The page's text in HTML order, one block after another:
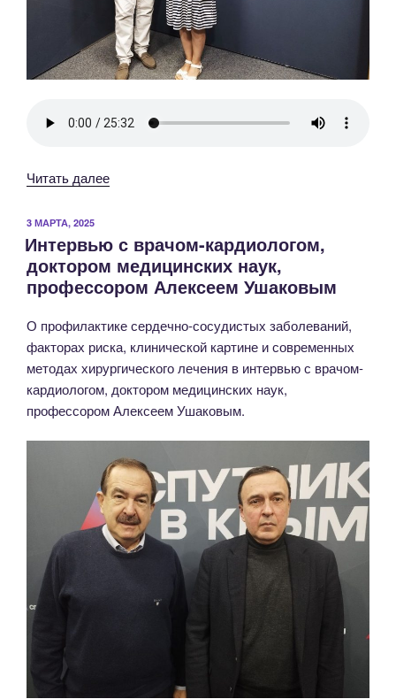
Читать далее«6
Всемирный
день
кардиолога!»
ОПУБЛИКОВАНО
3 МАРТА, 2025
Интервью с врачом-кардиологом,
доктором медицинских наук,
профессором Алексеем Ушаковым
О профилактике сердечно-сосудистых заболеваний,
факторах риска, клинической картине и современных
методах хирургического лечения в интервью с врачом-
кардиологом, доктором медицинских наук,
профессором Алексеем Ушаковым.